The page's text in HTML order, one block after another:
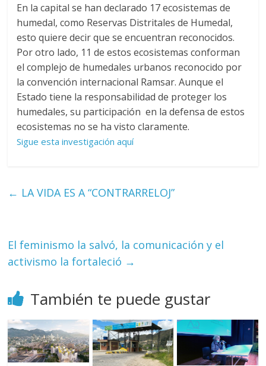
En la capital se han declarado 17 ecosistemas de
humedal, como Reservas Distritales de Humedal,
esto quiere decir que se encuentran reconocidos.
Por otro lado, 11 de estos ecosistemas conforman
el complejo de humedales urbanos reconocido por
la convención internacional Ramsar. Aunque el
Estado tiene la responsabilidad de proteger los
humedales, su participación en la defensa de estos
ecosistemas no se ha visto claramente.
Sigue esta investigación aquí
← LA VIDA ES A “CONTRARRELOJ”
El feminismo la salvó, la comunicación y el
activismo la fortaleció →
También te puede gustar